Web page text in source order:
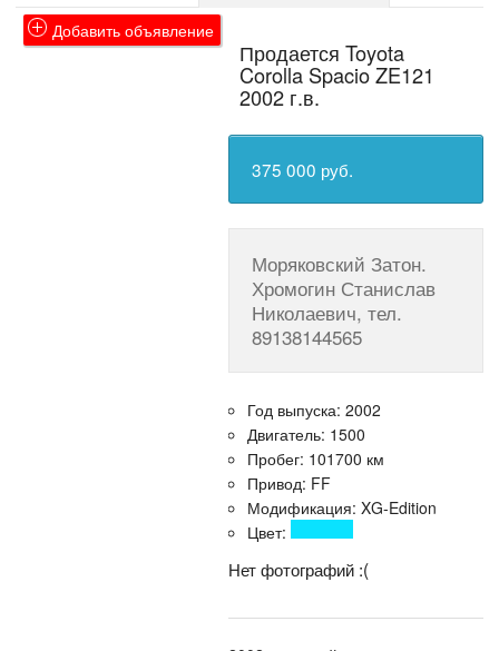
Добавить объявление
Продается Toyota
Corolla Spacio ZE121
2002 г.в.
375 000 руб.
Моряковский Затон.
Хромогин Станислав
Николаевич, тел.
89138144565
Год выпуска: 2002
Двигатель: 1500
Пробег: 101700 км
Привод: FF
Модификация: XG-Edition
Цвет:
Нет фотографий :(